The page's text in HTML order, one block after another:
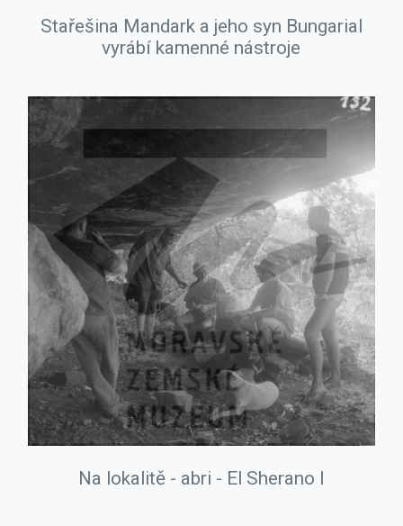
Stařešina Mandark a jeho syn Bungarial
vyrábí kamenné nástroje
Na lokalitě - abri - El Sherano I